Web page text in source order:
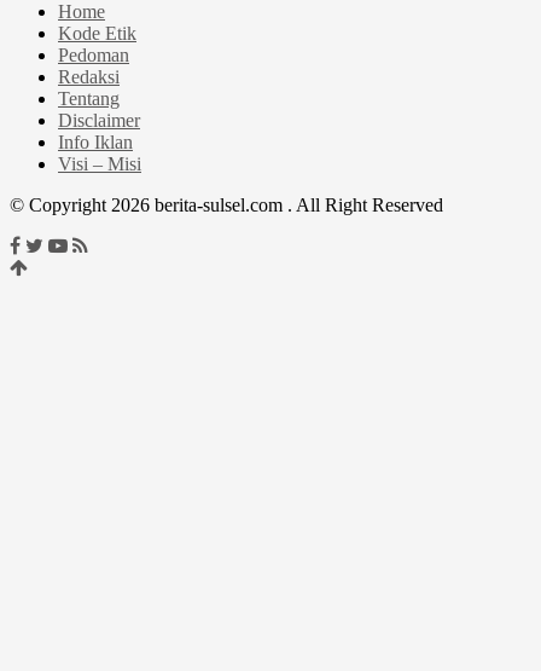
Home
Kode Etik
Pedoman
Redaksi
Tentang
Disclaimer
Info Iklan
Visi – Misi
© Copyright 2026 berita-sulsel.com . All Right Reserved